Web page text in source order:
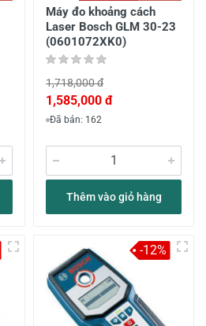
Máy đo khoảng cách
Laser Bosch GLM 30-23
(0601072XK0)
1,718,000 đ
1,585,000 đ
Đã bán: 162
Thêm vào giỏ hàng
-12%